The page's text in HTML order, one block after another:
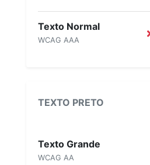
Texto Normal
WCAG AAA
TEXTO PRETO
Texto Grande
WCAG AA